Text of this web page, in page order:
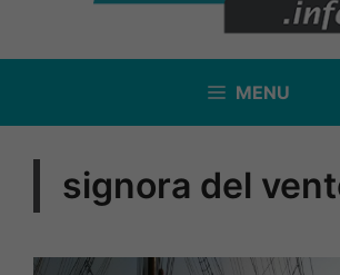
contenuto
MENU
signora del